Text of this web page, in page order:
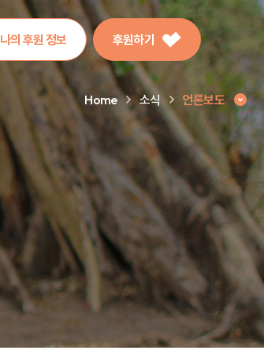
나의 후원 정보 후원하기
Home 소식 언론보도